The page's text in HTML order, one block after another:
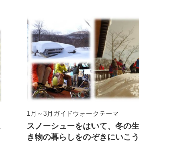
1月～3月ガイドウォークテーマ
スノーシューをはいて、冬の生
き物の暮らしをのぞきにいこう